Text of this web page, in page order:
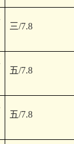
三/7.8
五/7.8
五/7.8